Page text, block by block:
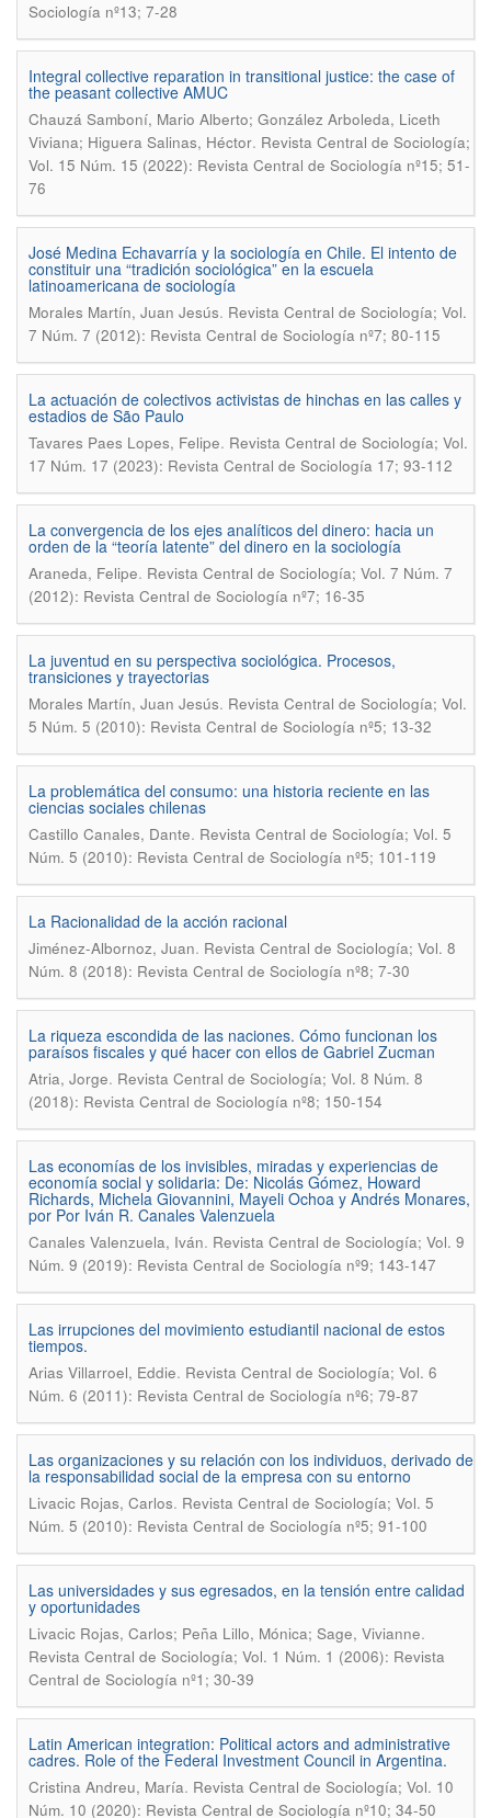
Sociología nº13; 7-28
Integral collective reparation in transitional justice: the case of
the peasant collective AMUC
Chauzá Samboní, Mario Alberto; González Arboleda, Liceth
Viviana; Higuera Salinas, Héctor. Revista Central de Sociología;
Vol. 15 Núm. 15 (2022): Revista Central de Sociología nº15; 51-
76
José Medina Echavarría y la sociología en Chile. El intento de
constituir una “tradición sociológica” en la escuela
latinoamericana de sociología
Morales Martín, Juan Jesús. Revista Central de Sociología; Vol.
7 Núm. 7 (2012): Revista Central de Sociología nº7; 80-115
La actuación de colectivos activistas de hinchas en las calles y
estadios de São Paulo
Tavares Paes Lopes, Felipe. Revista Central de Sociología; Vol.
17 Núm. 17 (2023): Revista Central de Sociología 17; 93-112
La convergencia de los ejes analíticos del dinero: hacia un
orden de la “teoría latente” del dinero en la sociología
Araneda, Felipe. Revista Central de Sociología; Vol. 7 Núm. 7
(2012): Revista Central de Sociología nº7; 16-35
La juventud en su perspectiva sociológica. Procesos,
transiciones y trayectorias
Morales Martín, Juan Jesús. Revista Central de Sociología; Vol.
5 Núm. 5 (2010): Revista Central de Sociología nº5; 13-32
La problemática del consumo: una historia reciente en las
ciencias sociales chilenas
Castillo Canales, Dante. Revista Central de Sociología; Vol. 5
Núm. 5 (2010): Revista Central de Sociología nº5; 101-119
La Racionalidad de la acción racional
Jiménez-Albornoz, Juan. Revista Central de Sociología; Vol. 8
Núm. 8 (2018): Revista Central de Sociología nº8; 7-30
La riqueza escondida de las naciones. Cómo funcionan los
paraísos fiscales y qué hacer con ellos de Gabriel Zucman
Atria, Jorge. Revista Central de Sociología; Vol. 8 Núm. 8
(2018): Revista Central de Sociología nº8; 150-154
Las economías de los invisibles, miradas y experiencias de
economía social y solidaria: De: Nicolás Gómez, Howard
Richards, Michela Giovannini, Mayeli Ochoa y Andrés Monares,
por Por Iván R. Canales Valenzuela
Canales Valenzuela, Iván. Revista Central de Sociología; Vol. 9
Núm. 9 (2019): Revista Central de Sociología nº9; 143-147
Las irrupciones del movimiento estudiantil nacional de estos
tiempos.
Arias Villarroel, Eddie. Revista Central de Sociología; Vol. 6
Núm. 6 (2011): Revista Central de Sociología nº6; 79-87
Las organizaciones y su relación con los individuos, derivado de
la responsabilidad social de la empresa con su entorno
Livacic Rojas, Carlos. Revista Central de Sociología; Vol. 5
Núm. 5 (2010): Revista Central de Sociología nº5; 91-100
Las universidades y sus egresados, en la tensión entre calidad
y oportunidades
Livacic Rojas, Carlos; Peña Lillo, Mónica; Sage, Vivianne.
Revista Central de Sociología; Vol. 1 Núm. 1 (2006): Revista
Central de Sociología nº1; 30-39
Latin American integration: Political actors and administrative
cadres. Role of the Federal Investment Council in Argentina.
Cristina Andreu, María. Revista Central de Sociología; Vol. 10
Núm. 10 (2020): Revista Central de Sociología nº10; 34-50